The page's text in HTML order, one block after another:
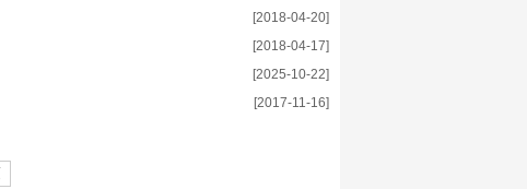
[2018-04-20]
[2018-04-17]
[2025-10-22]
[2017-11-16]